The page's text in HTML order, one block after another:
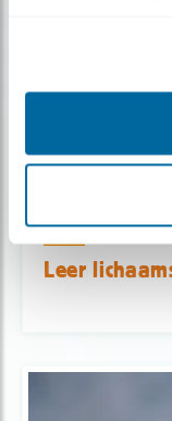
Tip
Leer